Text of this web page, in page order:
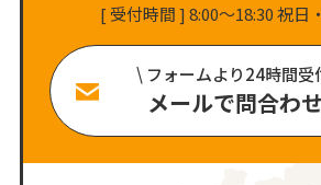
[ 受付時間 ] 8:00〜18:30 祝日
\ フォームより24時間受
メールで問合わ